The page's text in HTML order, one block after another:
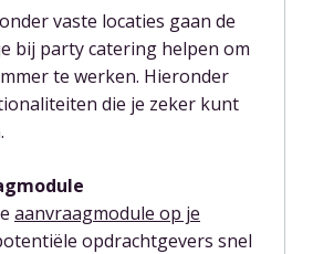
vaste locaties gaan de
bij party catering helpen om
te werken. Hieronder
die je zeker kunt
aanvraagmodule op je
opdrachtgevers snel